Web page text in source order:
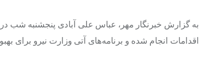
به گزارش خبرنگار مهر، عباس علی آبادی پنجشنبه شب
اقدامات انجام شده و برنامه‌های آتی وزارت نیرو برای